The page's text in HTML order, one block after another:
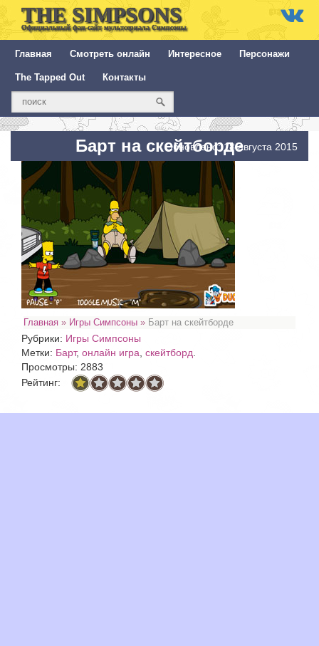
THE SIMPSONS
Официальный фан-сайт мультсериала Симпсоны
Главная Смотреть онлайн Интересное Персонажи
The Tapped Out Контакты
Барт на скейтборде
Обновлено: 18 августа 2015
Главная » Игры Симпсоны » Барт на скейтборде
Рубрики: Игры Симпсоны
Метки: Барт, онлайн игра скейтборд
Просмотры: 2883
Рейтинг: